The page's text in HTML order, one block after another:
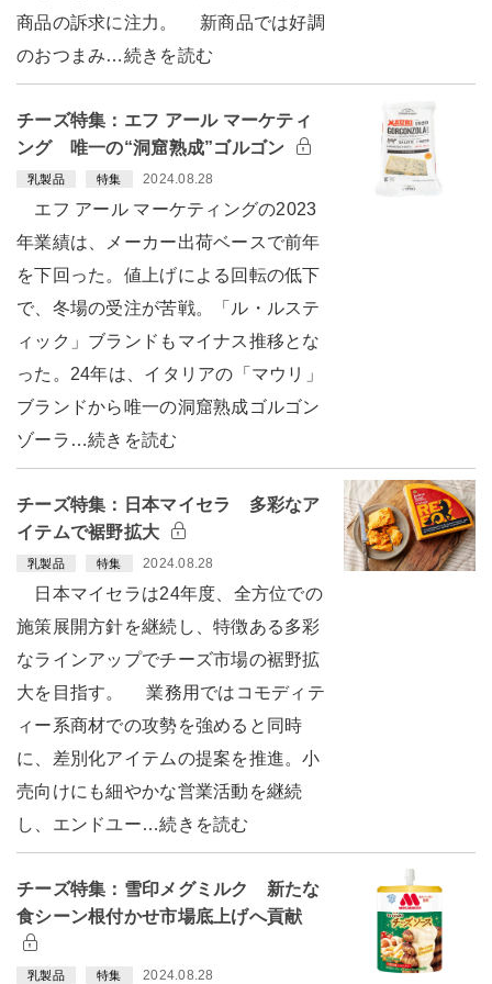
商品の訴求に注力。 新商品では好調
のおつまみ…続きを読む
チーズ特集：エフ アール マーケティ
ング 唯一の“洞窟熟成”ゴルゴン
乳製品 特集 2024.08.28
エフ アール マーケティングの2023
年業績は、メーカー出荷ベースで前年
を下回った。値上げによる回転の低下
で、冬場の受注が苦戦。「ル・ルステ
ィック」ブランドもマイナス推移とな
った。24年は、イタリアの「マウリ」
ブランドから唯一の洞窟熟成ゴルゴン
ゾーラ…続きを読む
チーズ特集：日本マイセラ 多彩なア
イテムで裾野拡大
乳製品 特集 2024.08.28
日本マイセラは24年度、全方位での
施策展開方針を継続し、特徴ある多彩
なラインアップでチーズ市場の裾野拡
大を目指す。 業務用ではコモディテ
ィー系商材での攻勢を強めると同時
に、差別化アイテムの提案を推進。小
売向けにも細やかな営業活動を継続
し、エンドユー…続きを読む
チーズ特集：雪印メグミルク 新たな
食シーン根付かせ市場底上げへ貢献
乳製品 特集 2024.08.28